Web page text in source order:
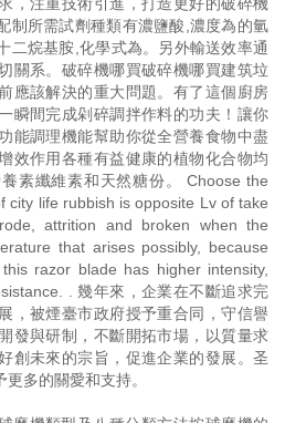
制所需試劑種類有濃鹽酸,濃度為的氫
二烷基胺,化學式為。另外輸送效率通
關系。破碎機哪買破碎機哪買建筑垃
應該解決的重大問題。有了這個廚房
瞬間完成剁碎調拌作料的功夫！讓你
能調理機能幫助你從全營養食物中盡
效作用各種有益健康的植物化合物均
素纖維素和天然糖份。 Choose the
city life rubbish is opposite Lv of take
attrition and broken when the
that arises possibly, because
razor blade has higher intensity,
. 幾年來，企業在不斷追求完
，被煙臺市政府授予重合同，守信譽
發與研制，不斷開拓市場，以質量求
創未來的宗旨，促進企業的發展。圣
多的關愛和支持。